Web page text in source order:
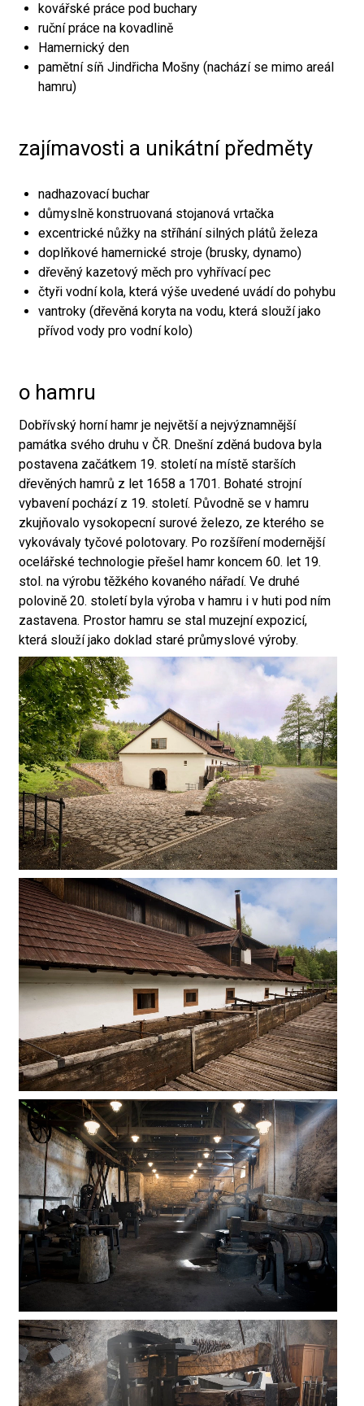
kovářské práce pod buchary
ruční práce na kovadlině
Hamernický den
pamětní síň Jindřicha Mošny (nachází se mimo areál
hamru)
zajímavosti a unikátní předměty
nadhazovací buchar
důmyslně konstruovaná stojanová vrtačka
excentrické nůžky na stříhání silných plátů železa
doplňkové hamernické stroje (brusky, dynamo)
dřevěný kazetový měch pro vyhřívací pec
čtyři vodní kola, která výše uvedené uvádí do pohybu
vantroky (dřevěná koryta na vodu, která slouží jako
přívod vody pro vodní kolo)
o hamru
Dobřívský horní hamr je největší a nejvýznamnější
památka svého druhu v ČR. Dnešní zděná budova byla
postavena začátkem 19. století na místě starších
dřevěných hamrů z let 1658 a 1701. Bohaté strojní
vybavení pochází z 19. století. Původně se v hamru
zkujňovalo vysokopecní surové železo, ze kterého se
vykovávaly tyčové polotovary. Po rozšíření modernější
ocelářské technologie přešel hamr koncem 60. let 19.
stol. na výrobu těžkého kovaného nářadí. Ve druhé
polovině 20. století byla výroba v hamru i v huti pod ním
zastavena. Prostor hamru se stal muzejní expozicí,
která slouží jako doklad staré průmyslové výroby.